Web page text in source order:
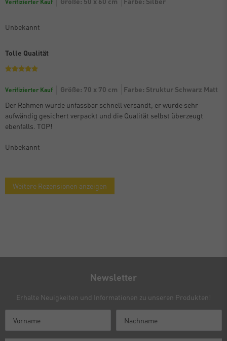
Verifizierter Kauf
Unbekannt
Tolle Qualität
Verifizierter Kauf Größe: 70 x 70 cm
Farbe: Struktur Schwarz Matt
Der Rahmen wurde unfassbar schnell versandt, er wurde sehr
aufwändig gesichert verpackt und die Qualität selbst überzeugt
ebenfalls. TOP!
Unbekannt
Weitere Rezensionen anzeigen
Newsletter
Erhalte Neuigkeiten und Informationen zu unseren Produkten!